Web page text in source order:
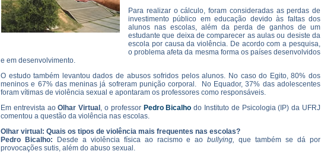
Para realizar o cálculo, foram consideradas as perdas de
investimento público em educação devido às faltas dos
alunos nas escolas, além da perda de ganhos de um
estudante que deixa de comparecer as aulas ou desiste da
escola por causa da violência. De acordo com a pesquisa,
o problema afeta da mesma forma os países desenvolvidos
e em desenvolvimento.
O estudo também levantou dados de abusos sofridos pelos alunos. No caso do Egito, 80% dos
meninos e 67% das meninas já sofreram punição corporal. No Equador, 37% das adolescentes
foram vítimas de violência sexual e apontaram os professores como responsáveis.
Em entrevista aoOlhar Virtual , o professor Pedro Bicalho do Instituto de Psicologia (IP) da UFRJ
comentou a questão da violência nas escolas.
Olhar virtual: Quais os tipos de violência mais frequentes nas escolas?
Pedro Bicalho: Desde a violência física ao racismo e aobullying, que também se dá por
provocações sutis, além do abuso sexual.